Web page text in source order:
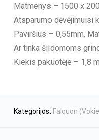
Matmenys – 1500 x
Atsparumo dėvėjimuisi
Paviršius – 0,55mm,
Ar tinka šildomoms
Kiekis pakuotėje – 1,8
Kategorijos: Falquon